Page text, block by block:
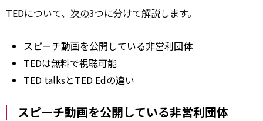
TEDについて、 次の3つに分けて解説します。
スピーチ動画を公開している非営利団体
TEDは無料で視聴可能
TED talksとTED Edの違い
スピーチ動画を公開している非営利団体